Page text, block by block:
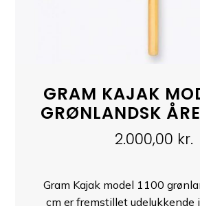
GRAM KAJAK
GRØNLANDSK
2.000,00 kr.
Gram Kajak model 1100
cm er fremstillet udelukkende